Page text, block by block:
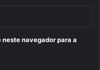
navegador para a